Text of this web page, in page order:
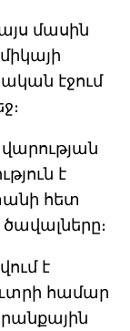
մասին
էջում
է
հետ
է
համար